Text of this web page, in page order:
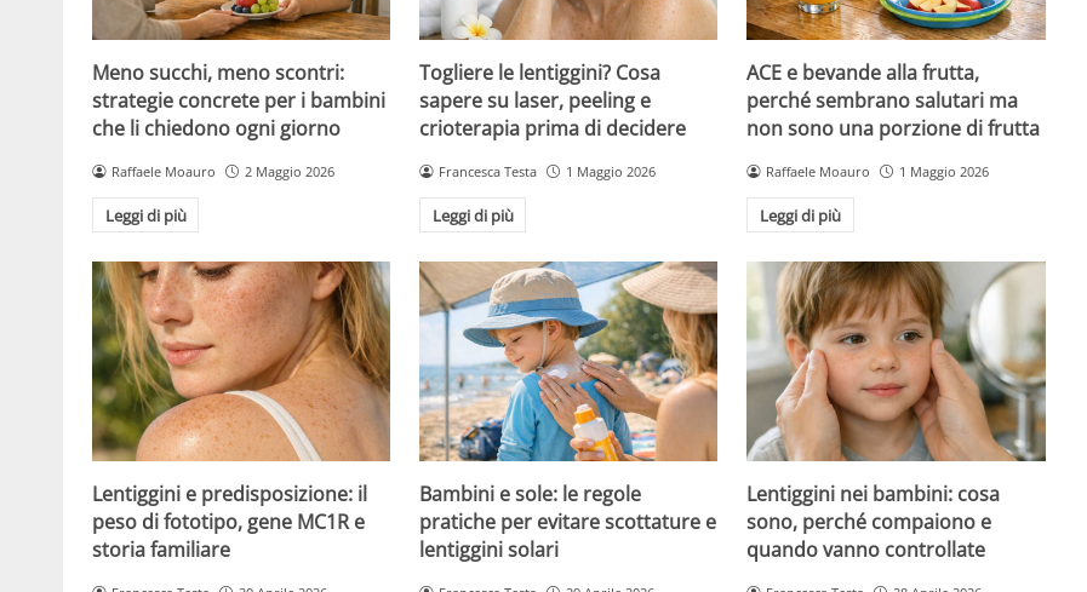
Meno succhi, meno scontri:
strategie concrete per i bambini
che li chiedono ogni giorno
Raffaele Moauro 2 Maggio 2026
Leggi di più
Togliere le lentiggini? Cosa
sapere su laser, peeling e
crioterapia prima di decidere
Francesca Testa 1 Maggio 2026
Leggi di più
ACE e bevande alla frutta,
perché sembrano salutari ma
non sono una porzione di frutta
Raffaele Moauro 1 Maggio 2026
Leggi di più
Lentiggini e predisposizione: il
peso di fototipo, gene MC1R e
storia familiare
Bambini e sole: le regole
pratiche per evitare scottature e
lentiggini solari
Lentiggini nei bambini: cosa
sono, perché compaiono e
quando vanno controllate